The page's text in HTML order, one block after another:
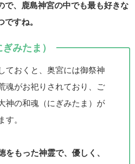
で、鹿島神宮の中でも最も好きな
すね。
みたま）
ておくと、奥宮には御祭神
魂がお祀りされており、ご
神の和魂（にぎみたま）が
す。
をもった神霊で、優しく、